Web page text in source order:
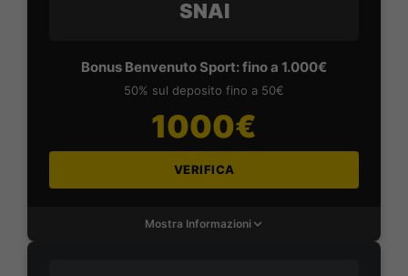
SNAI
Bonus Benvenuto Sport: fino a 1.000€
50% sul deposito fino a 50€
1000€
VERIFICA
Mostra Informazioni